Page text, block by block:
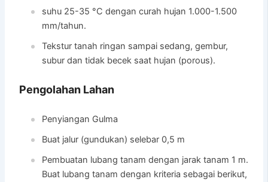
suhu 25-35 °C dengan curah hujan 1.000-1.500
mm/tahun.
Tekstur tanah ringan sampai sedang, gembur,
subur dan tidak becek saat hujan (porous).
Pengolahan Lahan
Penyiangan Gulma
Buat jalur (gundukan) selebar 0,5 m
Pembuatan lubang tanam dengan jarak tanam 1 m.
Buat lubang tanam dengan kriteria sebagai berikut,